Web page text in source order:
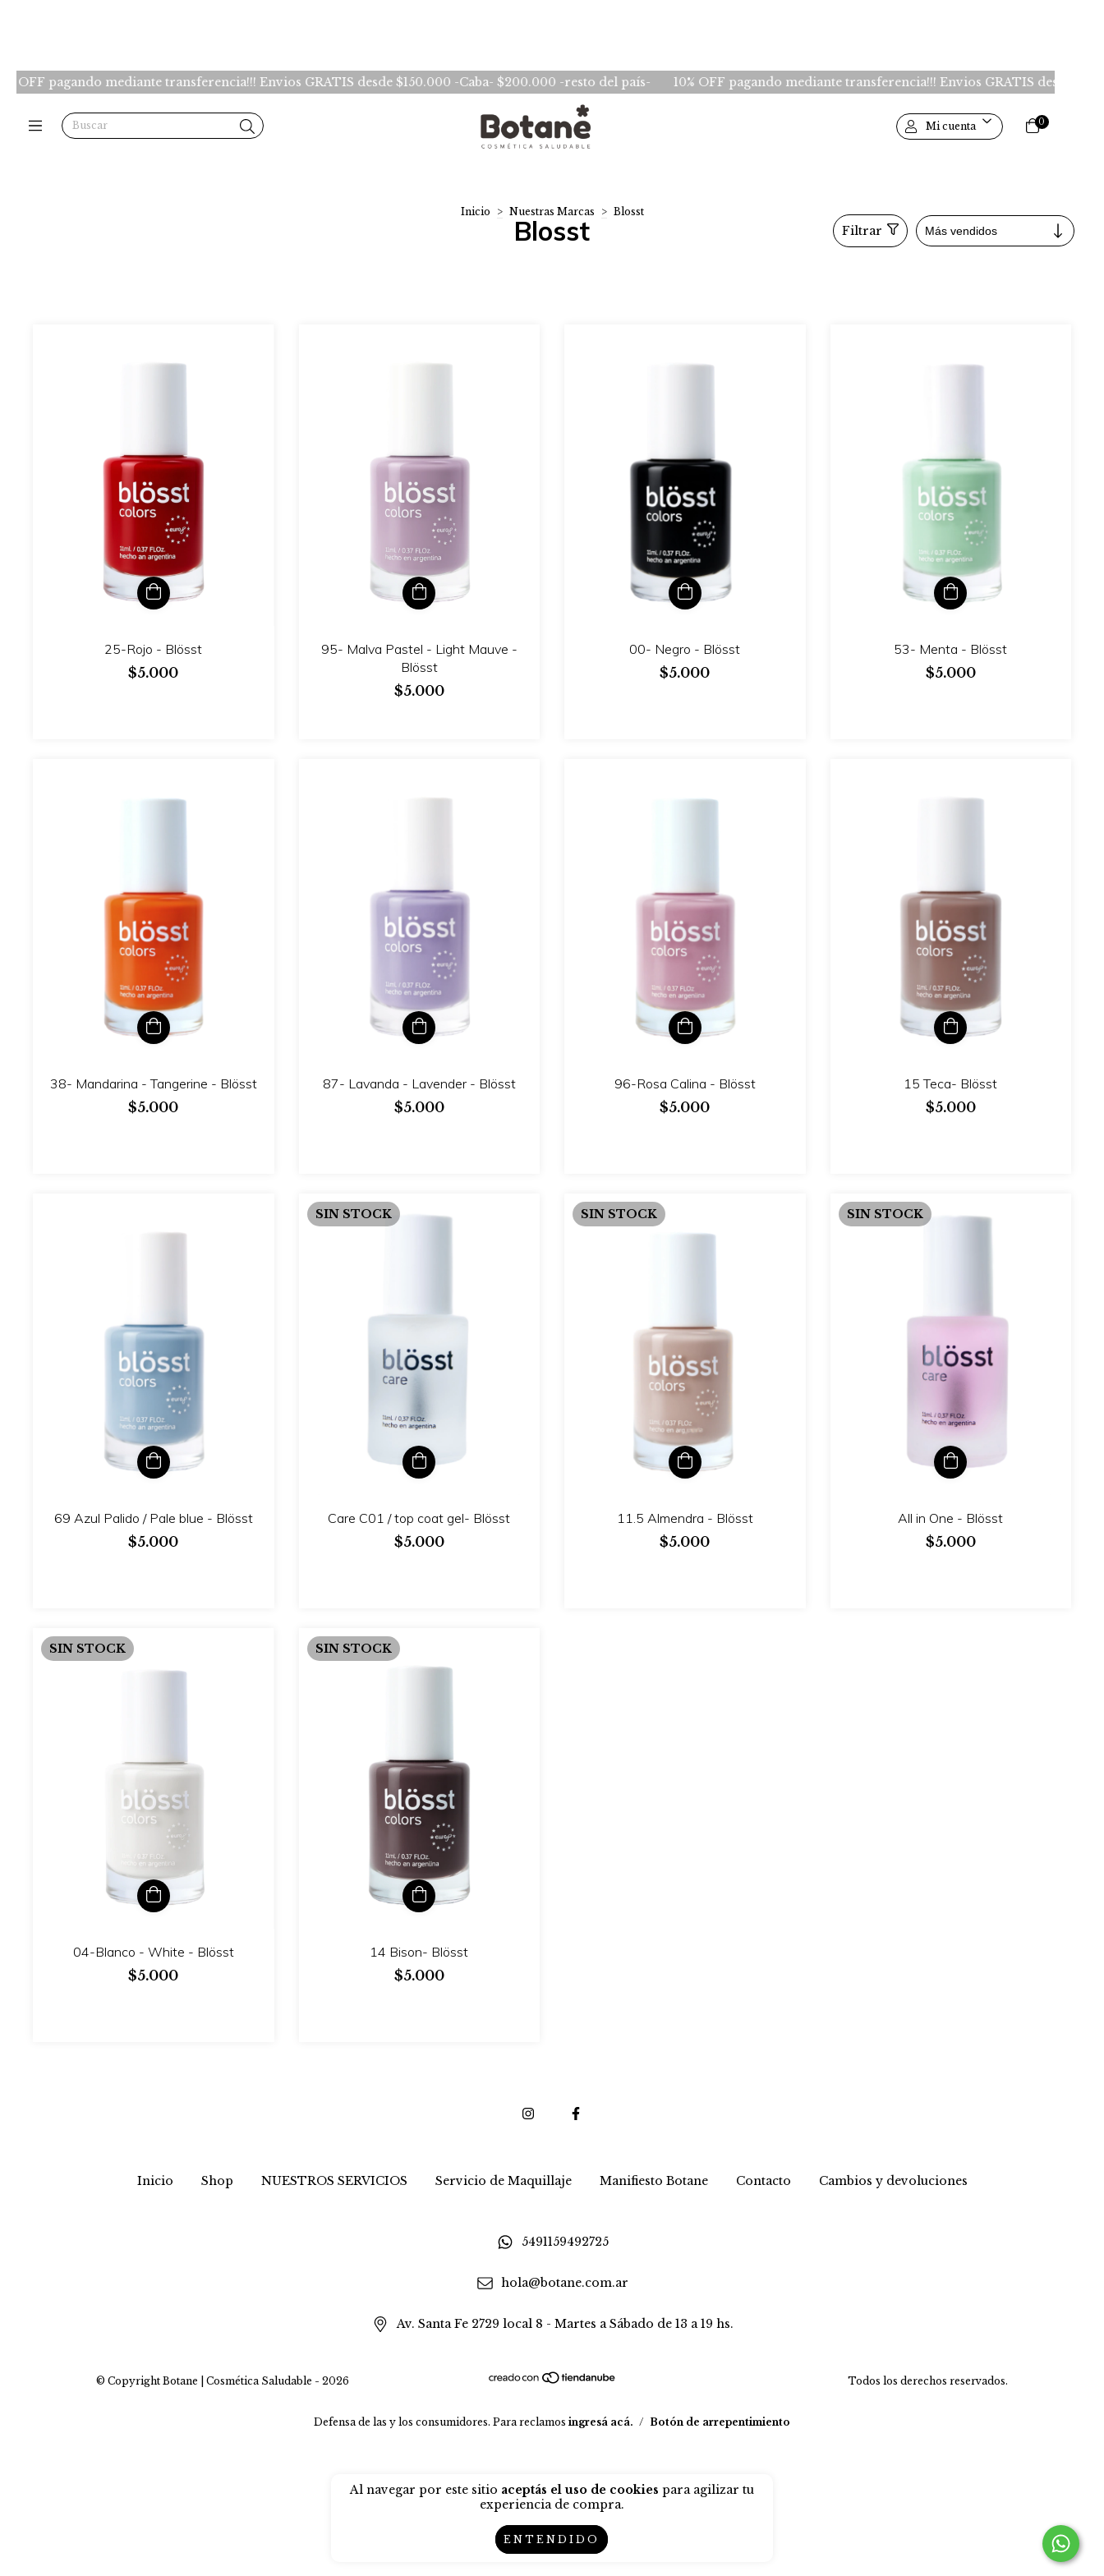
mediante transferencia!!! Envios GRATIS desde $150.000 -Caba- $200.000 -resto del país- 10% OFF pagando mediante transferencia!!! Envios GRATIS desde $150.000 -
Mi cuenta 0
Al navegar por este sitio aceptás el uso de cookies para agilizar tu
experiencia de compra.
ENTENDIDO
Inicio > Nuestras Marcas > Blosst
Blosst Filtrar
25-Rojo - Blösst
$5.000
95- Malva Pastel - Light Mauve -
Blösst
$5.000
00- Negro - Blösst
$5.000
53- Menta - Blösst
$5.000
38- Mandarina - Tangerine - Blösst
$5.000
87- Lavanda - Lavender - Blösst
$5.000
96-Rosa Calina - Blösst
$5.000
15 Teca- Blösst
$5.000
69 Azul Palido / Pale blue - Blösst
$5.000
SIN STOCK
Care C01 / top coat gel- Blösst
$5.000
SIN STOCK
11.5 Almendra - Blösst
$5.000
SIN STOCK
All in One - Blösst
$5.000
SIN STOCK
04-Blanco - White - Blösst
$5.000
SIN STOCK
14 Bison- Blösst
$5.000
Inicio Shop NUESTROS SERVICIOS Servicio de Maquillaje Manifiesto Botane Contacto Cambios y devoluciones
5491159492725
hola@botane.com.ar
Av. Santa Fe 2729 local 8 - Martes a Sábado de 13 a 19 hs.
© Copyright Botane | Cosmética Saludable - 2026 Todos los derechos reservados.
Defensa de las y los consumidores. Para reclamos ingresá acá. / Botón de arrepentimiento